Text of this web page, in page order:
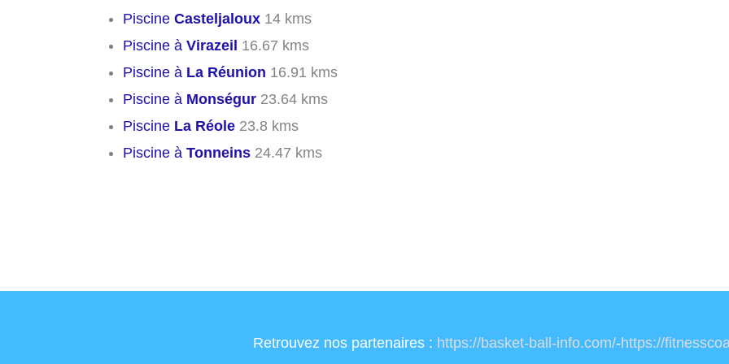
Piscine Casteljaloux 14 kms
Piscine à Virazeil 16.67 kms
Piscine à La Réunion 16.91 kms
Piscine à Monségur 23.64 kms
Piscine La Réole 23.8 kms
Piscine à Tonneins 24.47 kms
Retrouvez nos partenaires : https://basket-ball-info.com/-https://